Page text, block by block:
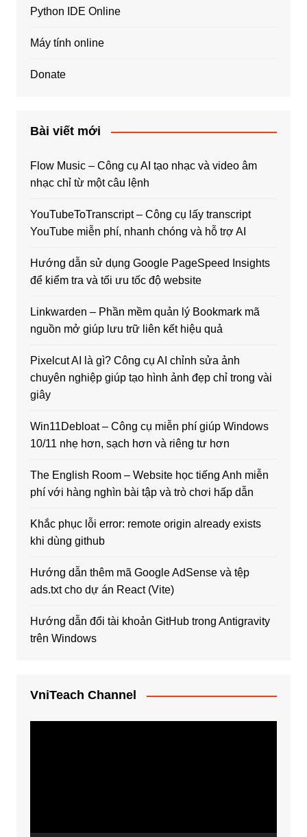
Python IDE Online
Máy tính online
Donate
Bài viết mới
Flow Music – Công cụ AI tạo nhạc và video âm
nhạc chỉ từ một câu lệnh
YouTubeToTranscript – Công cụ lấy transcript
YouTube miễn phí, nhanh chóng và hỗ trợ AI
Hướng dẫn sử dụng Google PageSpeed Insights
để kiểm tra và tối ưu tốc độ website
Linkwarden – Phần mềm quản lý Bookmark mã
nguồn mở giúp lưu trữ liên kết hiệu quả
Pixelcut AI là gì? Công cụ AI chỉnh sửa ảnh
chuyên nghiệp giúp tạo hình ảnh đẹp chỉ trong vài
giây
Win11Debloat – Công cụ miễn phí giúp Windows
10/11 nhẹ hơn, sạch hơn và riêng tư hơn
The English Room – Website học tiếng Anh miễn
phí với hàng nghìn bài tập và trò chơi hấp dẫn
Khắc phục lỗi error: remote origin already exists
khi dùng github
Hướng dẫn thêm mã Google AdSense và tệp
ads.txt cho dự án React (Vite)
Hướng dẫn đổi tài khoản GitHub trong Antigravity
trên Windows
VniTeach Channel